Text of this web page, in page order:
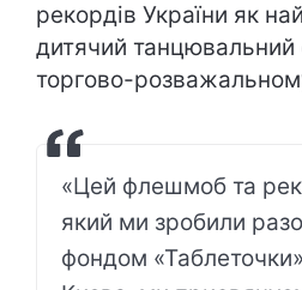
рекордів України як
дитячий
торгово-
«Цей флешмоб та
який ми зробили
фондом